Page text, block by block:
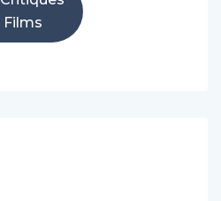
Films